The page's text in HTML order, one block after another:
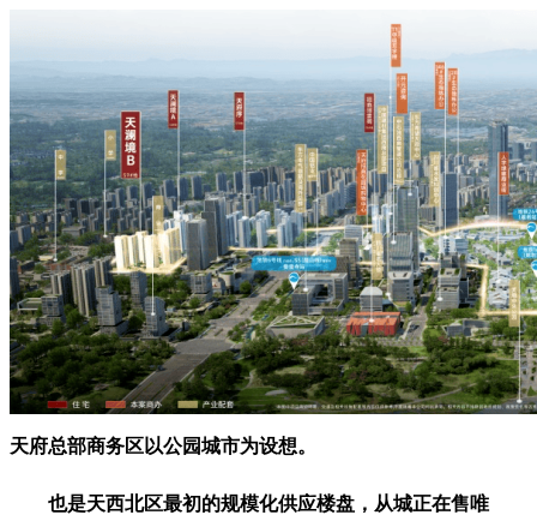
天府总部商务区以公园城市为设想。
也是天西北区最初的规模化供应楼盘，从城正在售唯